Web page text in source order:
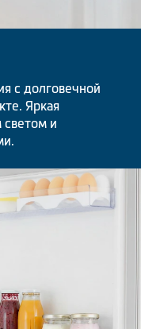
с долговечной
Яркая
и